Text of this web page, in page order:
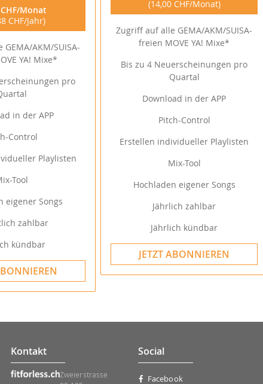
Monat
CHF Jahr
AKM/SUISA-
YA! Mixe*
pro
in der APP
Control
Playlisten
Tool
eigener Songs
zahlbar
kündbar
14,00 CHF Monat
Zugriff auf alle GEMA/AKM/SUISA-
freien MOVE YA! Mixe*
Bis zu 4 Neuerscheinungen pro
Quartal
Download in der APP
Pitch-Control
Erstellen individueller Playlisten
Mix-Tool
Hochladen eigener Songs
Jährlich zahlbar
Jährlich kündbar
JETZT ABONNIEREN
Kontakt
Zweierstrasse
Social
Facebook